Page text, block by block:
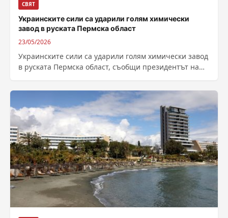
СВЯТ
Украинските сили са ударили голям химически
завод в руската Пермска област
23/05/2026
Украинските сили са ударили голям химически завод
в руската Пермска област, съобщи президентът на
„Метафракс...